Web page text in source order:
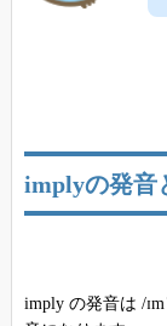
implyの発音
imply の発音は /